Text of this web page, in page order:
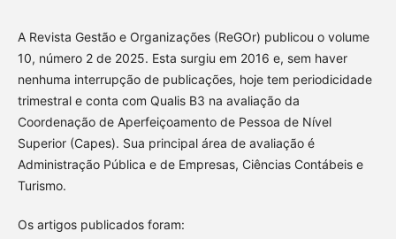
A Revista Gestão e Organizações (ReGOr) publicou o volume
10, número 2 de 2025. Esta surgiu em 2016 e, sem haver
nenhuma interrupção de publicações, hoje tem periodicidade
trimestral e conta com Qualis B3 na avaliação da
Coordenação de Aperfeiçoamento de Pessoa de Nível
Superior (Capes). Sua principal área de avaliação é
Administração Pública e de Empresas, Ciências Contábeis e
Turismo.
Os artigos publicados foram: